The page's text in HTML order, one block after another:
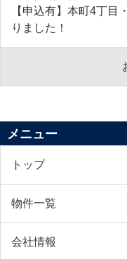
【申込有】本町4丁目
りました！
メニュー
トップ
物件一覧
会社情報